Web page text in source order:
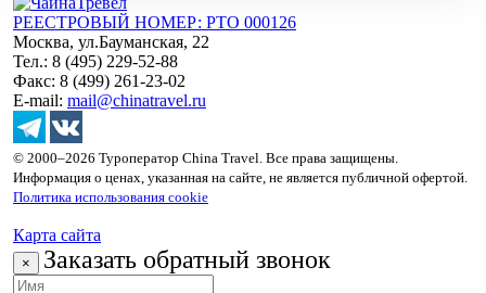
РЕЕСТРОВЫЙ НОМЕР: РТО 000126
Москва, ул.Бауманская, 22
Тел.: 8 (495) 229-52-88
Факс: 8 (499) 261-23-02
E-mail: mail@chinatravel.ru
© 2000–2026 Туроператор China Travel. Все права защищены.
Информация о ценах, указанная на сайте, не является публичной офертой.
Политика использования cookie
Карта сайта
× Заказать обратный звонок